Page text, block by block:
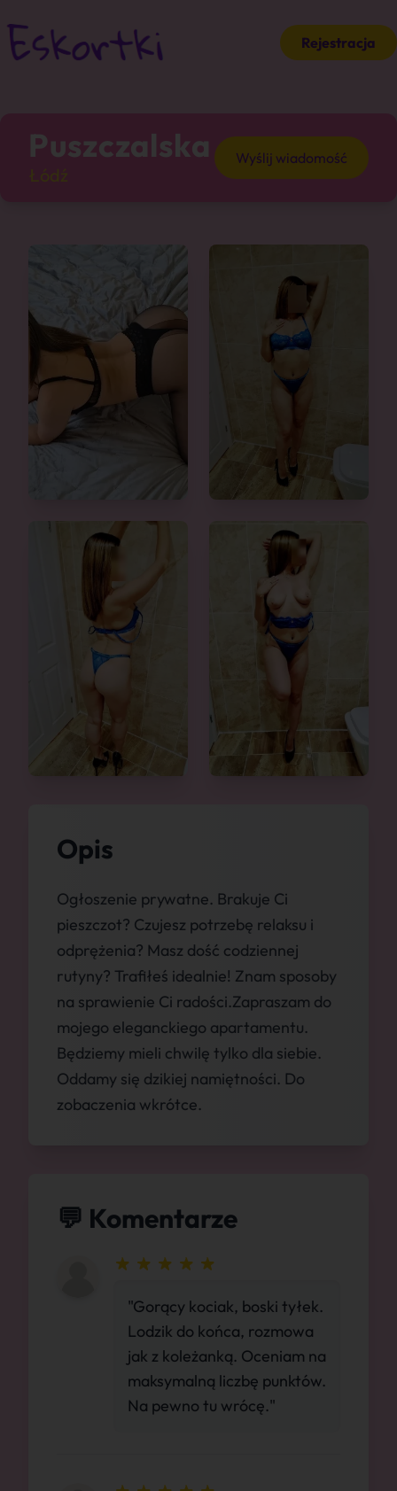
Rejestracja
Puszczalska Wyślij wiadomość
Opis
Ogłoszenie prywatne. Brakuje Ci
pieszczot? Czujesz potrzebę relaksu i
odprężenia? Masz dość codziennej
rutyny? Trafiłeś idealnie! Znam sposoby
na sprawienie Ci radości.Zapraszam do
mojego eleganckiego apartamentu.
Będziemy mieli chwilę tylko dla siebie.
Oddamy się dzikiej namiętności. Do
zobaczenia wkrótce.
💬 Komentarze
"Gorący kociak, boski tyłek.
Lodzik do końca, rozmowa
jak z koleżanką. Oceniam na
maksymalną liczbę punktów.
Na pewno tu wrócę."